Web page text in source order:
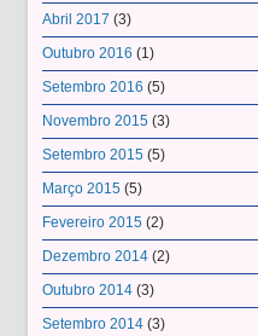
Abril 2017 (3)
Outubro 2016 (1)
Setembro 2016 (5)
Novembro 2015 (3)
Setembro 2015 (5)
Março 2015 (5)
Fevereiro 2015 (2)
Dezembro 2014 (2)
Outubro 2014 (3)
Setembro 2014 (3)